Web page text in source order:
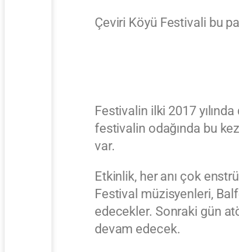
Çeviri Köyü Festivali bu
Festivalin ilki 2017
festivalin odağında bu
var.
Etkinlik, her anı çok
Festival müzisyenleri,
edecekler. Sonraki gün
devam edecek.